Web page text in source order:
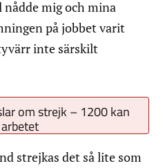
nådde mig och mina
på jobbet varit
inte särskilt
om strejk – 1200 kan
strejkas det så lite som